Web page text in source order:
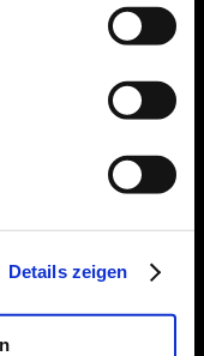
Details zeigen